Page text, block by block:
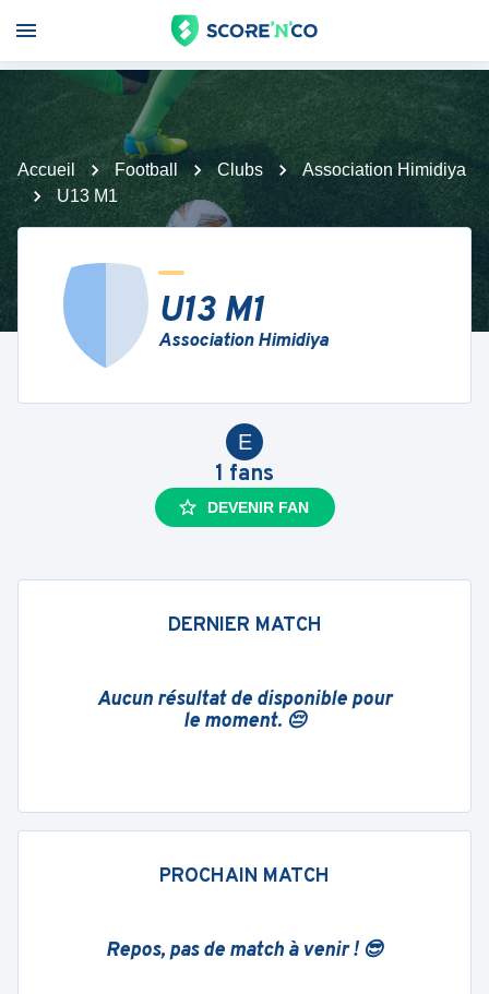
Accueil Football Clubs
Association Himidiya
U13 M1
U13 M1
Association Himidiya
E
1 fans
DEVENIR FAN
DERNIER MATCH
Aucun résultat de disponible pour
le moment. 😔
PROCHAIN MATCH
Repos, pas de match à venir ! 😎